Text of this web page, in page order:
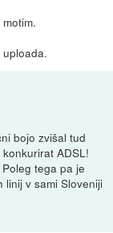
bojo zvišal tud
ADSL!
tega pa je
linij v sami Sloveniji